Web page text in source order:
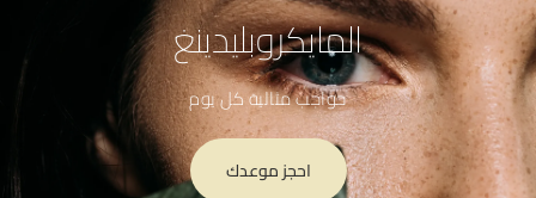
المايكروبليدينغ
حواجب مثالية كل يوم
احجز موعدك